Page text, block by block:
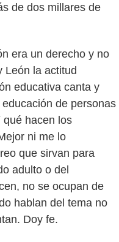
de dos millares de
era un derecho y no
León la actitud
educativa canta y
de personas
hacen los
ni me lo
que sirvan para
adulto o del
no se ocupan de
hablan del tema no
Doy fe.